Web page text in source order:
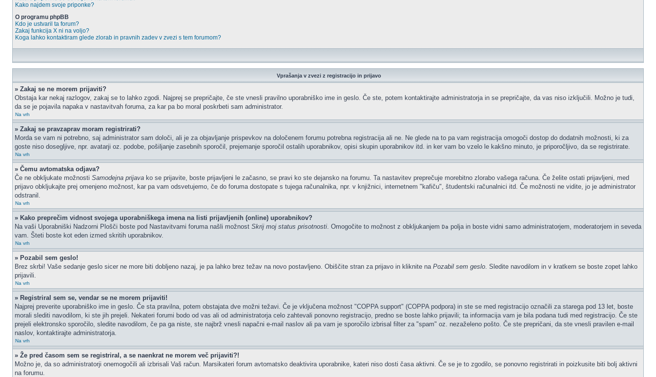
Kako najdem svoje priponke?
O programu phpBB
Kdo je ustvaril ta forum?
Zakaj funkcija X ni na voljo?
Koga lahko kontaktiram glede zlorab in pravnih zadev v zvezi s tem forumom?
Vprašanja v zvezi z registracijo in prijavo
» Zakaj se ne morem prijaviti?
Obstaja kar nekaj razlogov, zakaj se to lahko zgodi. Najprej se prepričajte, če ste vnesli pravilno uporabniško ime in geslo. Če ste, potem kontaktirajte administratorja in se prepričajte, da vas niso izključili. Možno je tudi,
da se je pojavila napaka v nastavitvah foruma, za kar pa bo moral poskrbeti sam administrator.
Na vrh
» Zakaj se pravzaprav moram registrirati?
Morda se vam ni potrebno, saj administrator sam določi, ali je za objavljanje prispevkov na določenem forumu potrebna registracija ali ne. Ne glede na to pa vam registracija omogoči dostop do dodatnih možnosti, ki za
goste niso dosegljive, npr. avatarji oz. podobe, pošiljanje zasebnih sporočil, prejemanje sporočil ostalih uporabnikov, opisi skupin uporabnikov itd. in ker vam bo vzelo le kakšno minuto, je priporočljivo, da se registrirate.
Na vrh
» Čemu avtomatska odjava?
Če ne obkljukate možnosti Samodejna prijava ko se prijavite, boste prijavljeni le začasno, se pravi ko ste dejansko na forumu. Ta nastavitev preprečuje morebitno zlorabo vašega računa. Če želite ostati prijavljeni, med
prijavo obkljukajte prej omenjeno možnost, kar pa vam odsvetujemo, če do foruma dostopate s tujega računalnika, npr. v knjižnici, internetnem "kafiču", študentski računalnici itd. Če možnosti ne vidite, jo je administrator
odstranil.
Na vrh
» Kako preprečim vidnost svojega uporabniškega imena na listi prijavljenih (online) uporabnikov?
Na vaši Uporabniški Nadzorni Plošči boste pod Nastavitvami foruma našli možnost Skrij moj status prisotnosti. Omogočite to možnost z obkljukanjem Da polja in boste vidni samo administratorjem, moderatorjem in seveda
vam. Šteti boste kot eden izmed skritih uporabnikov.
Na vrh
» Pozabil sem geslo!
Brez skrbi! Vaše sedanje geslo sicer ne more biti dobljeno nazaj, je pa lahko brez težav na novo postavljeno. Obiščite stran za prijavo in kliknite na Pozabil sem geslo. Sledite navodilom in v kratkem se boste zopet lahko
prijavili.
Na vrh
» Registriral sem se, vendar se ne morem prijaviti!
Najprej preverite uporabniško ime in geslo. Če sta pravilna, potem obstajata dve možni težavi. Če je vključena možnost "COPPA support" (COPPA podpora) in ste se med registracijo označili za starega pod 13 let, boste
morali slediti navodilom, ki ste jih prejeli. Nekateri forumi bodo od vas ali od administratorja celo zahtevali ponovno registracijo, predno se boste lahko prijavili; ta informacija vam je bila podana tudi med registracijo. Če ste
prejeli elektronsko sporočilo, sledite navodilom, če pa ga niste, ste najbrž vnesli napačni e-mail naslov ali pa vam je sporočilo izbrisal filter za "spam" oz. nezaželeno pošto. Če ste prepričani, da ste vnesli pravilen e-mail
naslov, kontaktirajte administratorja.
Na vrh
» Že pred časom sem se registriral, a se naenkrat ne morem več prijaviti?!
Možno je, da so administratorji onemogočili ali izbrisali Vaš račun. Marsikateri forum avtomatsko deaktivira uporabnike, kateri niso dosti časa aktivni. Če se je to zgodilo, se ponovno registrirati in poizkusite biti bolj aktivni
na forumu.